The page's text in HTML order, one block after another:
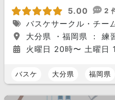
5.00
2
バスケサークル・チー
大分県 ・福岡県 ： 練
火曜日 20時〜 土曜日
バスケ 大分県 福岡県